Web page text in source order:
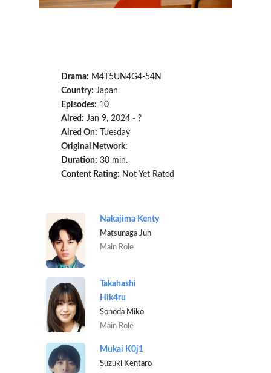
Drama: M4T5UN4G4-54N
Country: Japan
Episodes: 10
Aired: Jan 9, 2024 - ?
Aired On: Tuesday
Original Network:
Duration: 30 min.
Content Rating: Not Yet Rated
Nakajima Kenty
Matsunaga Jun
Main Role
Takahashi
Hik4ru
Sonoda Miko
Main Role
Mukai K0j1
Suzuki Kentaro